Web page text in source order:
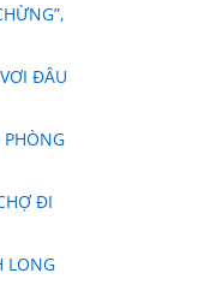
ĐÂU
ĐI
LONG